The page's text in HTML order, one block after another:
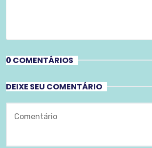
0 COMENTÁRIOS
DEIXE SEU COMENTÁRIO